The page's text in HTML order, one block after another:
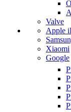
Valve
Apple
Xiaomi
Google